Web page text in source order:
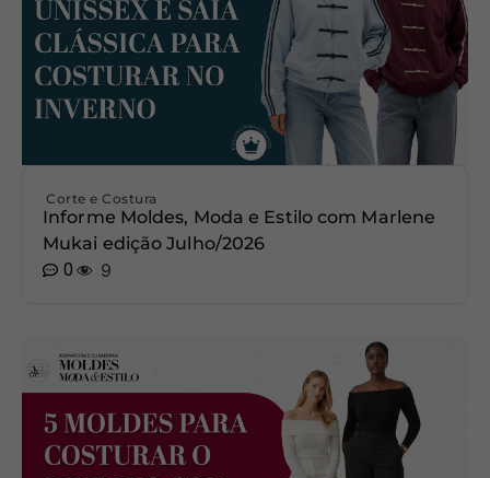
Corte e Costura
Informe Moldes, Moda e Estilo com Marlene
Mukai edição Julho/2026
0
9